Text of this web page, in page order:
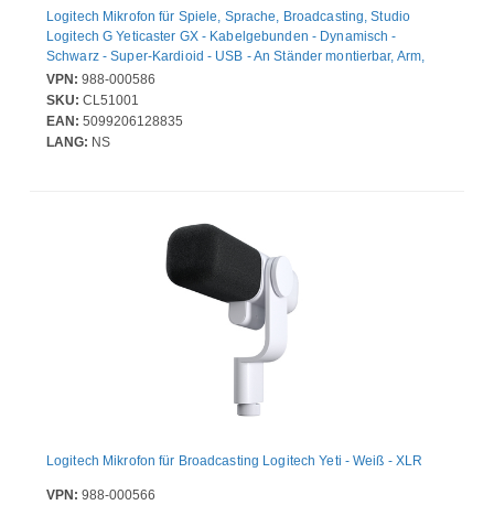
Logitech Mikrofon für Spiele, Sprache, Broadcasting, Studio
Logitech G Yeticaster GX - Kabelgebunden - Dynamisch -
Schwarz - Super-Kardioid - USB - An Ständer montierbar, Arm,
Desktop, Klemmhalterung - 50 Hz bis 18,50 kHz
VPN: 988-000586
SKU: CL51001
EAN: 5099206128835
LANG: NS
Logitech Mikrofon für Broadcasting Logitech Yeti - Weiß - XLR
VPN: 988-000566